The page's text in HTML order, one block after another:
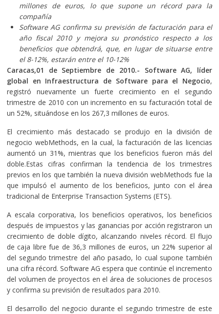
millones de euros, lo que supone un récord para la
compañía
Software AG confirma su previsión de facturación para el
año fiscal 2010 y mejora su pronóstico respecto a los
beneficios que obtendrá, que, en lugar de situarse entre
el 8-12%, estarán entre el 10-12%
Caracas,01 de Septiembre de 2010.- Software AG, líder
global en Infraestructura de Software para el Negocio,
registró nuevamente un fuerte crecimiento en el segundo
trimestre de 2010 con un incremento en su facturación total de
un 52%, situándose en los 267,3 millones de euros.
El crecimiento más destacado se produjo en la división de
negocio webMethods, en la cual, la facturación de las licencias
aumentó un 31%, mientras que los beneficios fueron más del
doble.Estas cifras confirman la tendencia de los trimestres
previos en los que también la nueva división webMethods fue la
que impulsó el aumento de los beneficios, junto con el área
tradicional de Enterprise Transaction Systems (ETS).
A escala corporativa, los beneficios operativos, los beneficios
después de impuestos y las ganancias por acción registraron un
crecimiento de doble dígito, alcanzando niveles récord. El flujo
de caja libre fue de 36,3 millones de euros, un 22% superior al
del segundo trimestre del año pasado, lo cual supone también
una cifra récord. Software AG espera que continúe el incremento
del volumen de proyectos en el área de soluciones de procesos
y confirma su previsión de resultados para 2010.
El desarrollo del negocio durante el segundo trimestre de este